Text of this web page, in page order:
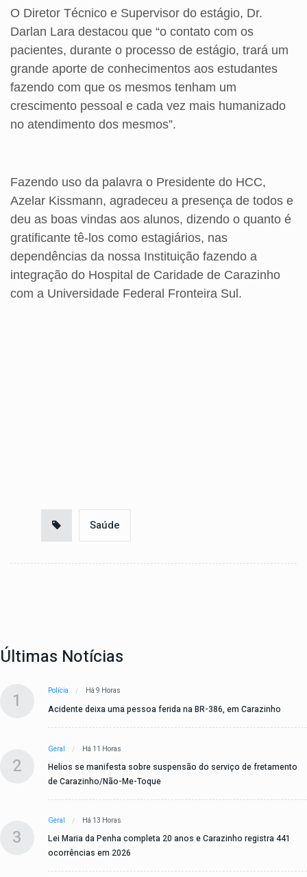
O Diretor Técnico e Supervisor do estágio, Dr.
Darlan Lara destacou que “o contato com os
pacientes, durante o processo de estágio, trará um
grande aporte de conhecimentos aos estudantes
fazendo com que os mesmos tenham um
crescimento pessoal e cada vez mais humanizado
no atendimento dos mesmos”.
Fazendo uso da palavra o Presidente do HCC,
Azelar Kissmann, agradeceu a presença de todos e
deu as boas vindas aos alunos, dizendo o quanto é
gratificante tê-los como estagiários, nas
dependências da nossa Instituição fazendo a
integração do Hospital de Caridade de Carazinho
com a Universidade Federal Fronteira Sul.
Saúde
Últimas Notícias
1
Polícia Há 9 Horas
Acidente deixa uma pessoa ferida na BR-386, em Carazinho
2
Geral Há 11 Horas
Helios se manifesta sobre suspensão do serviço de fretamento
de Carazinho/Não-Me-Toque
3
Geral Há 13 Horas
Lei Maria da Penha completa 20 anos e Carazinho registra 441
ocorrências em 2026